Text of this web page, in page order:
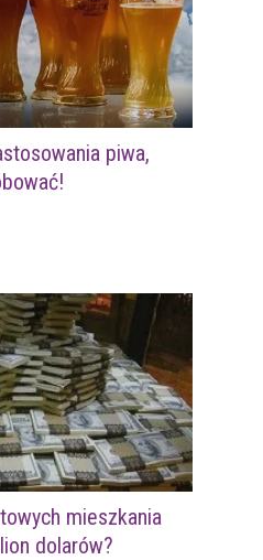
piwa,
mieszkania
dolarów?